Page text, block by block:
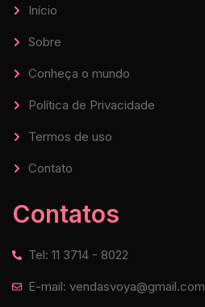
Início
Sobre
Conheça o mundo
Política de Privacidade
Termos de uso
Contato
Contatos
Tel: 11 3714 - 8022
E-mail: vendasvoya@gmail.com